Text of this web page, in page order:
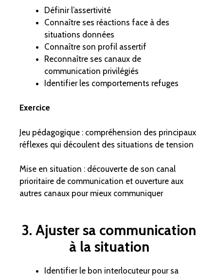
Définir l’assertivité
Connaître ses réactions face à des
situations données
Connaître son profil assertif
Reconnaître ses canaux de
communication privilégiés
Identifier les comportements refuges
Exercice
Jeu pédagogique : compréhension des principaux
réflexes qui découlent des situations de tension
Mise en situation : découverte de son canal
prioritaire de communication et ouverture aux
autres canaux pour mieux communiquer
3. Ajuster sa communication
à la situation
Identifier le bon interlocuteur pour sa